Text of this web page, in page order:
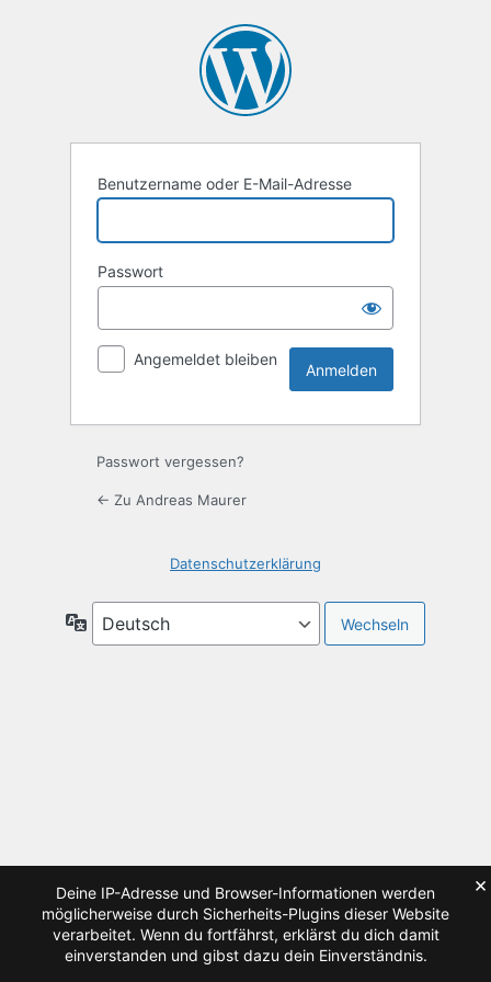
Benutzername oder E-Mail-Adresse
Passwort
Angemeldet bleiben
Passwort vergessen?
← Zu Andreas Maurer
Datenschutzerklärung
Sprache
Deine IP-Adresse und Browser-Informationen werden
möglicherweise durch Sicherheits-Plugins dieser Website
verarbeitet. Wenn du fortfährst, erklärst du dich damit
einverstanden und gibst dazu dein Einverständnis.
×